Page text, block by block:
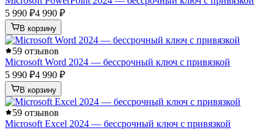
5 990 ₽4 990 ₽
В корзину
59 отзывов
Microsoft Word 2024 — бессрочный ключ с привязкой
5 990 ₽4 990 ₽
В корзину
59 отзывов
Microsoft Excel 2024 — бессрочный ключ с привязкой